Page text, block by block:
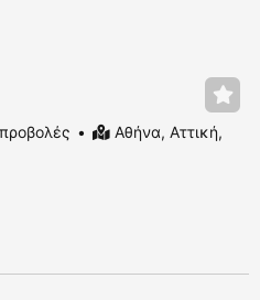
Αθήνα, Αττική,